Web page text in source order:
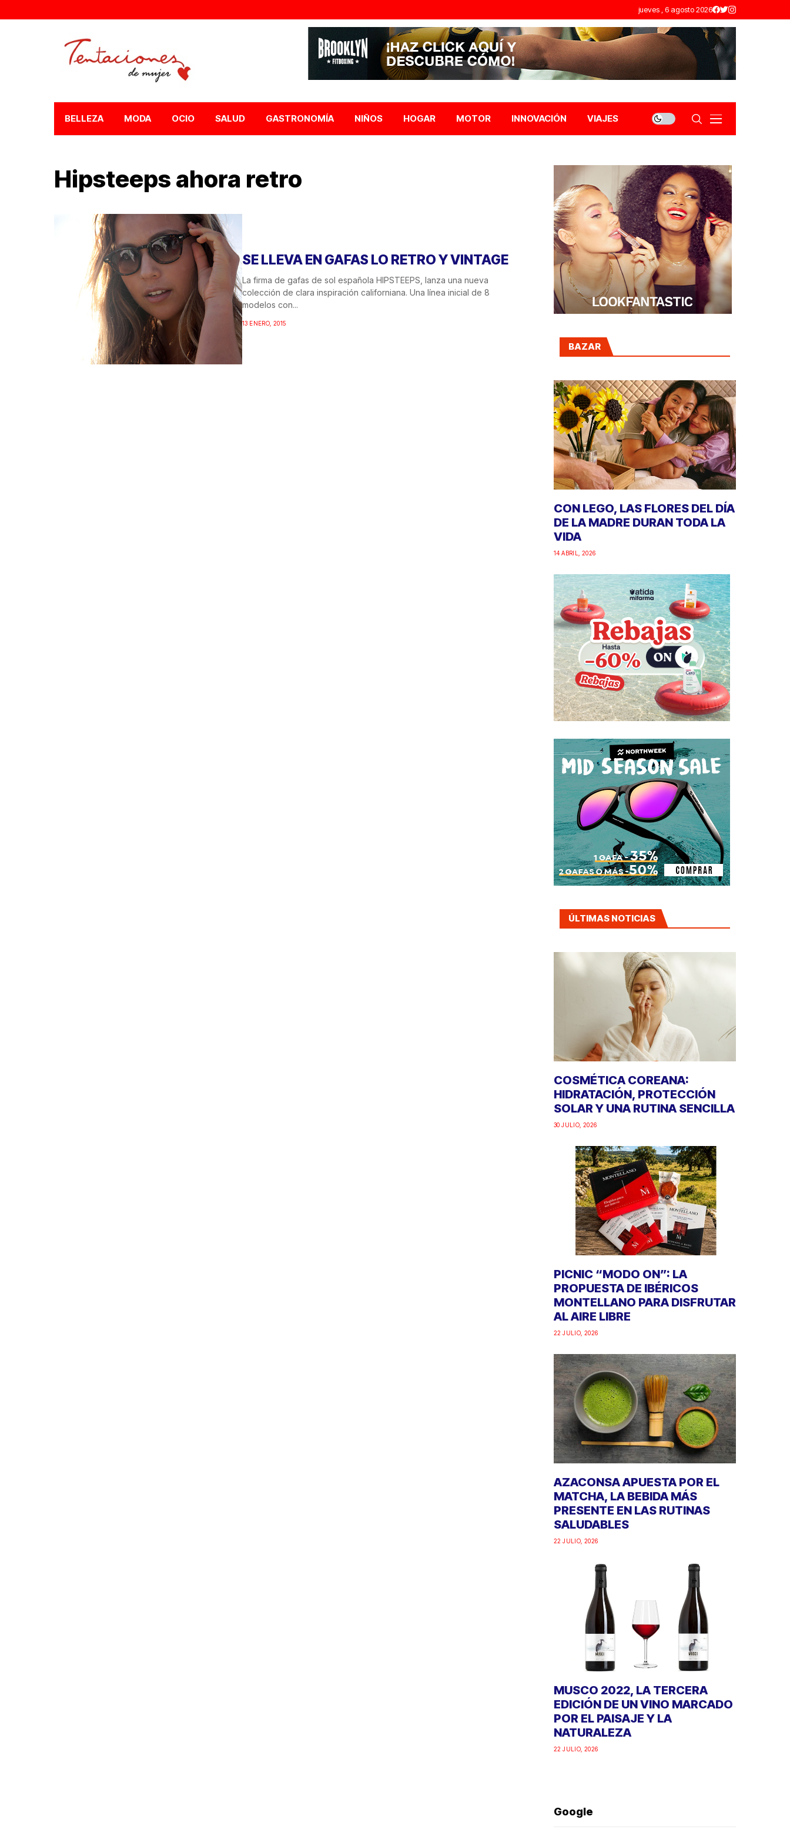
jueves , 6 agosto 2026
BELLEZA MODA OCIO SALUD GASTRONOMÍA NIÑOS HOGAR MOTOR INNOVACIÓN VIAJES
Hipsteeps ahora retro
SE LLEVA EN GAFAS LO RETRO Y VINTAGE
La firma de gafas de sol española HIPSTEEPS, lanza una nueva
colección de clara inspiración californiana. Una línea inicial de 8
modelos con...
13 ENERO, 2015
BAZAR
CON LEGO, LAS FLORES DEL DÍA
DE LA MADRE DURAN TODA LA
VIDA
14 ABRIL, 2026
ÚLTIMAS NOTICIAS
COSMÉTICA COREANA:
HIDRATACIÓN, PROTECCIÓN
SOLAR Y UNA RUTINA SENCILLA
30 JULIO, 2026
PICNIC “MODO ON”: LA
PROPUESTA DE IBÉRICOS
MONTELLANO PARA DISFRUTAR
AL AIRE LIBRE
22 JULIO, 2026
AZACONSA APUESTA POR EL
MATCHA, LA BEBIDA MÁS
PRESENTE EN LAS RUTINAS
SALUDABLES
22 JULIO, 2026
MUSCO 2022, LA TERCERA
EDICIÓN DE UN VINO MARCADO
POR EL PAISAJE Y LA
NATURALEZA
22 JULIO, 2026
Google